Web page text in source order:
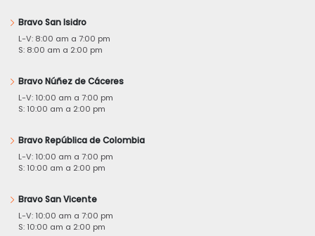
Bravo San Isidro
L-V: 8:00 am a 7:00 pm
S: 8:00 am a 2:00 pm
Bravo Núñez de Cáceres
L-V: 10:00 am a 7:00 pm
S: 10:00 am a 2:00 pm
Bravo República de Colombia
L-V: 10:00 am a 7:00 pm
S: 10:00 am a 2:00 pm
Bravo San Vicente
L-V: 10:00 am a 7:00 pm
S: 10:00 am a 2:00 pm